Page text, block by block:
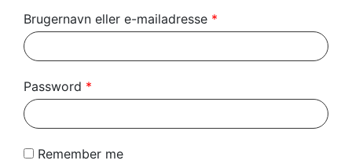
DEBAT
TIL
Brugernavn eller e-mailadresse *
Password *
Remember me